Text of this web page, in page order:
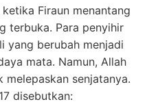
Firaun menantang
terbuka. Para penyihir
yang berubah menjadi
mata. Namun, Allah
melepaskan senjatanya.
disebutkan: